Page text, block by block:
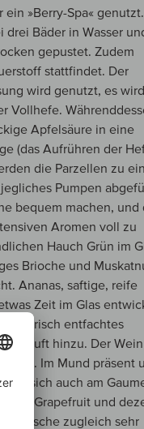
»Berry-Spa«
Bäder in Wasser
gepustet. Zudem
stattfindet. Der
wird genutzt, es
Vollhefe.
Apfelsäure in eine
(das Aufrühren der
die Parzellen zu
Pumpen
bequem machen, und
Aromen voll zu
Hauch Grün im
Brioche und
Ananas, saftige, reife
Zeit im Glas
frisch entfachtes
hinzu. Der
Im Mund präsent
sich auch am
Grapefruit und
Frische zugleich sehr